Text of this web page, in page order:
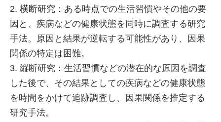
2. 横断研究：ある時点での生活習慣やその他の要
因と、疾病などの健康状態を同時に調査する研究
手法。原因と結果が逆転する可能性があり、因果
関係の特定は困難。
3. 縦断研究：生活習慣などの潜在的な原因を調査
した後で、その結果としての疾病などの健康状態
を時間をかけて追跡調査し、因果関係を推定する
研究手法。